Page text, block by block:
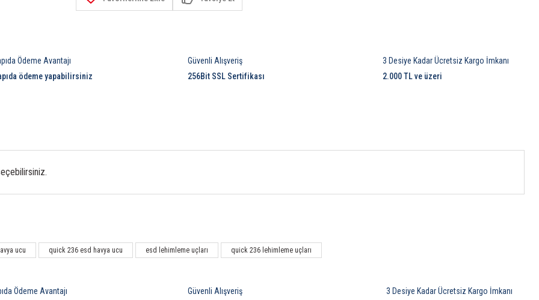
3 Desiye Kadar Ücretsiz Kargo İmkanı
2.000 TL ve üzeri
Ödeme Avantajı
ödeme yapabilirsiniz
Güvenli Alışveriş
256Bit SSL Sertifikası
ucu quick 236 esd havya ucu esd lehimleme uçları quick 236 lehimleme uçları
3 Desiye Kadar Ücretsiz Kargo İmkanı
Ödeme Avantajı
Güvenli Alışveriş